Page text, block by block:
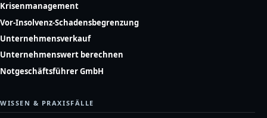
Krisenmanagement
Vor-Insolvenz-Schadensbegrenzung
Unternehmensverkauf
Unternehmenswert berechnen
Notgeschäftsführer GmbH
WISSEN & PRAXISFÄLLE